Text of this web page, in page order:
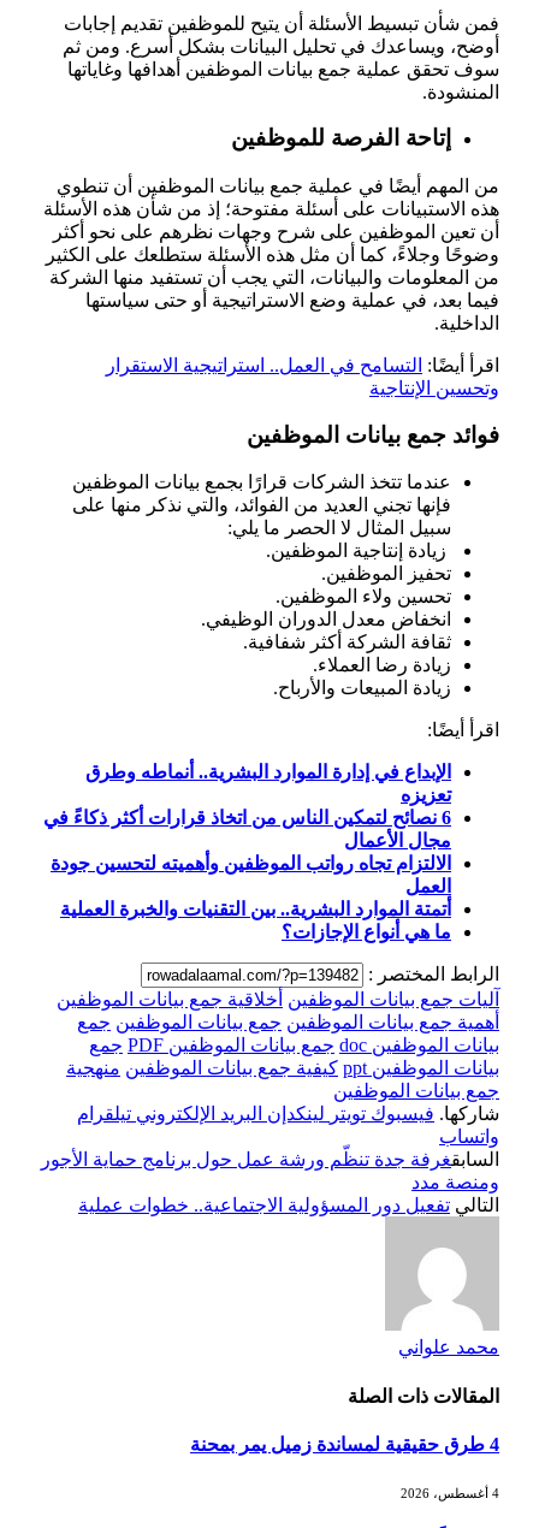
فمن شأن تبسيط الأسئلة أن يتيح للموظفين تقديم إجابات
أوضح، ويساعدك في تحليل البيانات بشكل أسرع. ومن ثم
سوف تحقق عملية جمع بيانات الموظفين أهدافها وغاياتها
المنشودة.
إتاحة الفرصة للموظفين
من المهم أيضًا في عملية جمع بيانات الموظفين أن تنطوي
هذه الاستبيانات على أسئلة مفتوحة؛ إذ من شأن هذه الأسئلة
أن تعين الموظفين على شرح وجهات نظرهم على نحو أكثر
وضوحًا وجلاءً، كما أن مثل هذه الأسئلة ستطلعك على الكثير
من المعلومات والبيانات، التي يجب أن تستفيد منها الشركة
فيما بعد، في عملية وضع الاستراتيجية أو حتى سياستها
الداخلية.
اقرأ أيضًا: التسامح في العمل.. استراتيجية الاستقرار
وتحسين الإنتاجية
فوائد جمع بيانات الموظفين
عندما تتخذ الشركات قرارًا بجمع بيانات الموظفين
فإنها تجني العديد من الفوائد، والتي نذكر منها على
سبيل المثال لا الحصر ما يلي:
زيادة إنتاجية الموظفين.
تحفيز الموظفين.
تحسين ولاء الموظفين.
انخفاض معدل الدوران الوظيفي.
ثقافة الشركة أكثر شفافية.
زيادة رضا العملاء.
زيادة المبيعات والأرباح.
اقرأ أيضًا:
الإبداع في إدارة الموارد البشرية.. أنماطه وطرق
تعزيزه
6 نصائح لتمكين الناس من اتخاذ قرارات أكثر ذكاءً في
مجال الأعمال
الالتزام تجاه رواتب الموظفين وأهميته لتحسين جودة
العمل
أتمتة الموارد البشرية.. بين التقنيات والخبرة العملية
ما هي أنواع الإجازات؟
الرابط المختصر :
آليات جمع بيانات الموظفين
أخلاقية جمع بيانات الموظفين
أهمية جمع بيانات الموظفين جمع بيانات الموظفين جمع
بيانات الموظفين doc
جمع بيانات الموظفين PDF
جمع
بيانات الموظفين ppt
كيفية جمع بيانات الموظفين منهجية
جمع بيانات الموظفين
شاركها. فيسبوك تويتر لينكدإن البريد الإلكتروني تيلقرام
واتساب
السابقغرفة جدة تنظّم ورشة عمل حول برنامج حماية الأجور
ومنصة مدد
التالي تفعيل دور المسؤولية الاجتماعية.. خطوات عملية
محمد علواني
المقالات ذات الصلة
4 طرق حقيقية لمساندة زميل يمر بمحنة
4 أغسطس، 2026